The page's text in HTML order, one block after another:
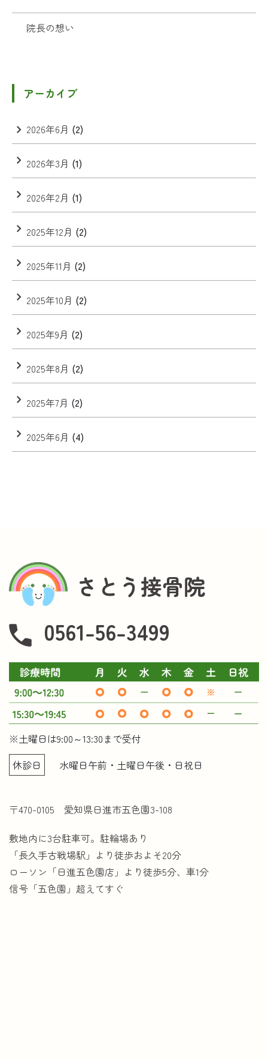
院長の想い
アーカイブ
2026年6月 (2)
2026年3月 (1)
2026年2月 (1)
2025年12月 (2)
2025年11月 (2)
2025年10月 (2)
2025年9月 (2)
2025年8月 (2)
2025年7月 (2)
2025年6月 (4)
さとう接骨院
0561-56-3499
※土曜日は9:00～13:30まで受付
休診日
水曜日午前・土曜日午後・日祝日
〒470-0105 愛知県日進市五色園3-108
敷地内に3台駐車可。駐輪場あり
「長久手古戦場駅」より徒歩およそ20分
ローソン「日進五色園店」より徒歩5分、車1分
信号「五色園」超えてすぐ